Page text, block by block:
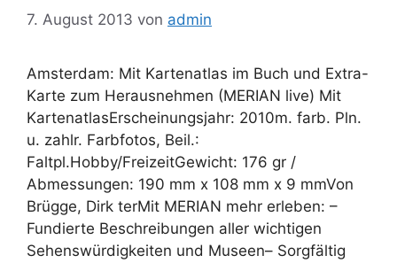
7. August 2013 von admin
Amsterdam: Mit Kartenatlas im Buch und Extra-
Karte zum Herausnehmen (MERIAN live) Mit
KartenatlasErscheinungsjahr: 2010m. farb. Pln.
u. zahlr. Farbfotos, Beil.:
Faltpl.Hobby/FreizeitGewicht: 176 gr /
Abmessungen: 190 mm x 108 mm x 9 mmVon
Brügge, Dirk terMit MERIAN mehr erleben: –
Fundierte Beschreibungen aller wichtigen
Sehenswürdigkeiten und Museen– Sorgfältig